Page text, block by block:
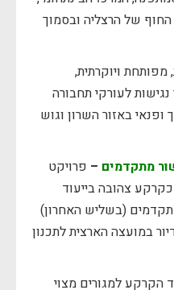
של הרצליה ובסמוך
ויוקרתית,
לעורקי תחבורה
ופנאי באזור השרון וגוש
מתקדמים – פרויקט
צהובה בייעוד
(בשליש האחרון)
במועצה הארצית לתכנון
הקרקע למגורים מצוי